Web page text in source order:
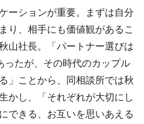
ーションが重要。まずは自分
り、相手にも価値観があるこ
山社長。「パートナー選びは
ったが、その時代のカップル
」ことから、同相談所では秋
かし、「それぞれが大切にし
できる、お互いを思いあえる